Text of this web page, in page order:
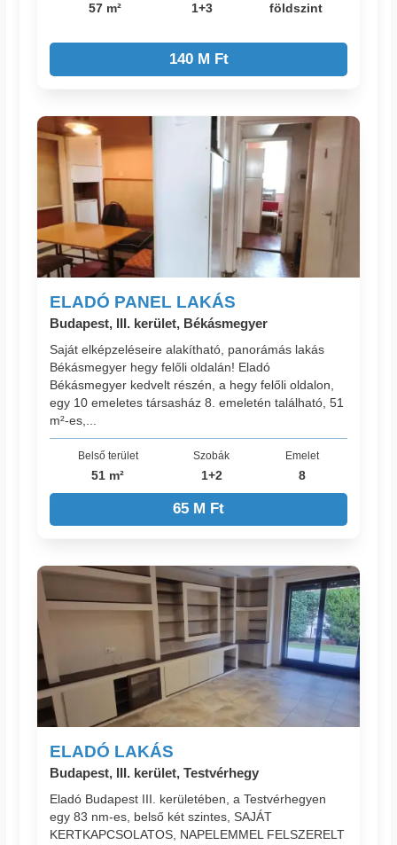
57 m² 1+3 földszint
140 M Ft
ELADÓ PANEL LAKÁS
Budapest, III. kerület, Békásmegyer
Saját elképzeléseire alakítható, panorámás lakás
Békásmegyer hegy felőli oldalán! Eladó
Békásmegyer kedvelt részén, a hegy felőli oldalon,
egy 10 emeletes társasház 8. emeletén található, 51
m²-es,...
Belső terület
51 m²
Szobák
1+2
Emelet
8
65 M Ft
ELADÓ LAKÁS
Budapest, III. kerület, Testvérhegy
Eladó Budapest III. kerületében, a Testvérhegyen
egy 83 nm-es, belső két szintes, SAJÁT
KERTKAPCSOLATOS, NAPELEMMEL FELSZERELT